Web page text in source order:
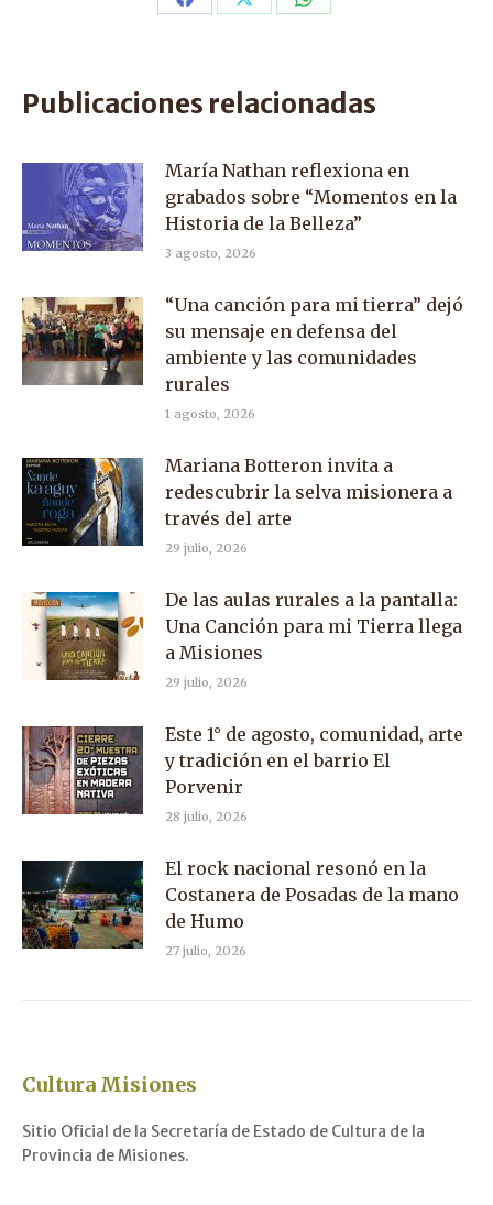
Share Share Share
Publicaciones relacionadas
María Nathan reflexiona en
grabados sobre “Momentos en la
Historia de la Belleza”
3 agosto, 2026
“Una canción para mi tierra” dejó
su mensaje en defensa del
ambiente y las comunidades
rurales
1 agosto, 2026
Mariana Botteron invita a
redescubrir la selva misionera a
través del arte
29 julio, 2026
De las aulas rurales a la pantalla:
Una Canción para mi Tierra llega
a Misiones
29 julio, 2026
Este 1° de agosto, comunidad, arte
y tradición en el barrio El
Porvenir
28 julio, 2026
El rock nacional resonó en la
Costanera de Posadas de la mano
de Humo
27 julio, 2026
Cultura Misiones
Sitio Oficial de la Secretaría de Estado de Cultura de la
Provincia de Misiones.